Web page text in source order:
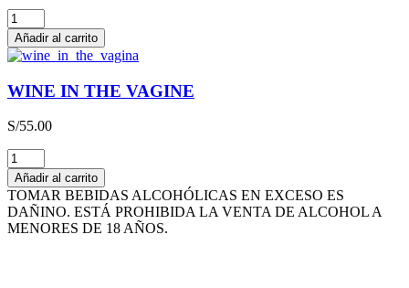
THE
HAPPY
WINE
cantidad
Añadir al carrito
WINE IN THE VAGINE
S/55.00
WINE
IN
THE
VAGINE
cantidad
Añadir al carrito
TOMAR BEBIDAS ALCOHÓLICAS EN EXCESO ES
DAÑINO. ESTÁ PROHIBIDA LA VENTA DE ALCOHOL A
MENORES DE 18 AÑOS.